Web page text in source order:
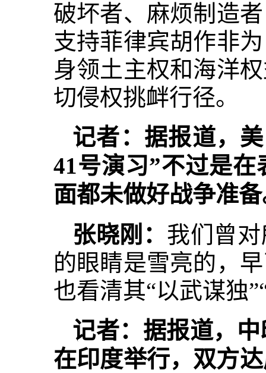
破坏者、麻烦制造
支持菲律宾胡作非
身领土主权和海洋
切侵权挑衅行径。
记者：据报道，
41号演习”不过是
面都未做好战争准
张晓刚： 我们曾
的眼睛是雪亮的，
也看清其“以武谋独
记者：据报道，
在印度举行，双方